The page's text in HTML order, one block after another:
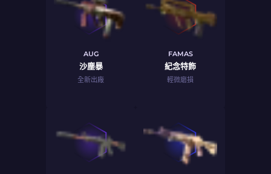
AUG
沙塵暴
全新出廠
FAMAS
紀念特飾
輕微磨損